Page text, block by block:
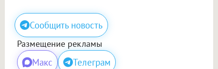
Сообщить новость
Размещение рекламы
Макс Телеграм